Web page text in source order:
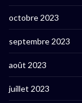
octobre 2023
septembre 2023
août 2023
juillet 2023